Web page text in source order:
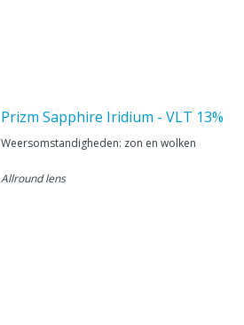
Prizm Sapphire Iridium - VLT 13%
Weersomstandigheden: zon en wolken
Allround lens